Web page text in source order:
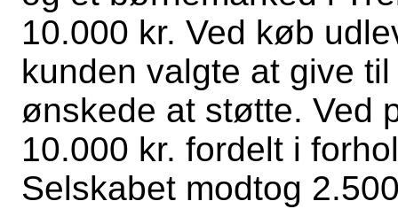
10.000 kr. Ved køb
kunden valgte at give
ønskede at støtte. Ved
10.000 kr. fordelt i
Selskabet modtog